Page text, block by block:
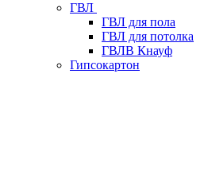
ГВЛ
ГВЛ для пола
ГВЛ для потолка
ГВЛВ Кнауф
Гипсокартон